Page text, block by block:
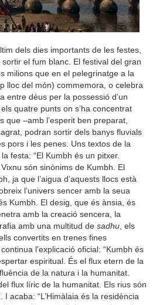
dels dies importants de les festes,
el fum blanc. El festival del gran
milions que en el pelegrinatge a la
lloc del món) commemora, o celebra
entre déus per la possessió d’un
quatre punts on s’ha concentrat
que –amb l’esperit ben preparat,
podran sortir dels banys fluvials
pors i les penes. Uns textos de la
festa: “El Kumbh és un pitxer.
són sinònims de Kumbh. El
ja que l’aigua d’aquests llocs està
l’univers sencer amb la seua
Kumbh. El desig, que és ànsia, és
amb la creació sencera, la
amb una multitud desadhu, els
convertits en trenes fines
l’explicació oficial: “Kumbh és
espiritual. És el flux etern de la
de la natura i la humanitat.
flux líric de la humanitat. Els rius són
acaba: “L’Himàlaia és la residència